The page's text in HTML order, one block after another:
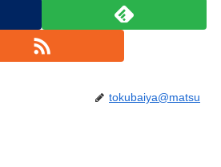
tokubaiya@matsu